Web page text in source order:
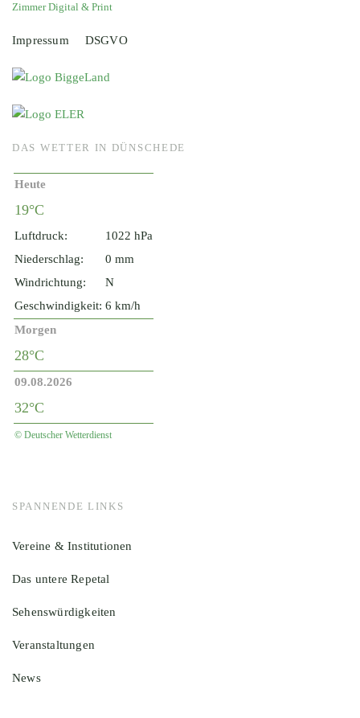
Zimmer Digital & Print
Impressum DSGVO
DAS WETTER IN DÜNSCHEDE
Heute
19°C
Luftdruck:
1022 hPa
Niederschlag:
0 mm
Windrichtung:
N
Geschwindigkeit: 6 km/h
Morgen
28°C
09.08.2026
32°C
© Deutscher Wetterdienst
SPANNENDE LINKS
Vereine & Institutionen
Das untere Repetal
Sehenswürdigkeiten
Veranstaltungen
News